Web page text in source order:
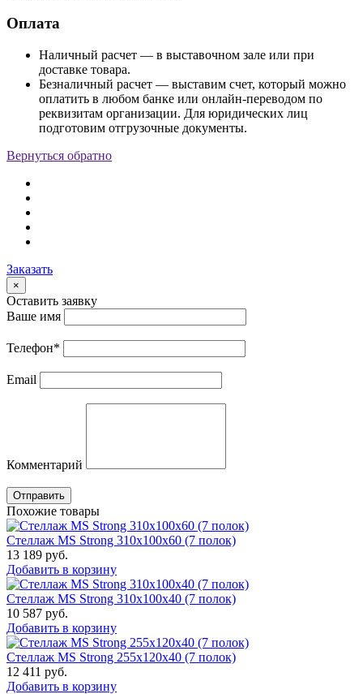
Оплата
Наличный расчет — в выставочном зале или при
доставке товара.
Безналичный расчет — выставим счет, который можно
оплатить в любом банке или онлайн-переводом по
реквизитам организации. Для юридических лиц
подготовим отгрузочные документы.
Вернуться обратно
Заказать
×
Оставить заявку
Ваше имя
Телефон*
Email
Комментарий
Отправить
Похожие товары
Стеллаж MS Strong 310x100x60 (7 полок)
13 189 руб.
Добавить в корзину
Стеллаж MS Strong 310x100x40 (7 полок)
10 587 руб.
Добавить в корзину
Стеллаж MS Strong 255x120x40 (7 полок)
12 411 руб.
Добавить в корзину